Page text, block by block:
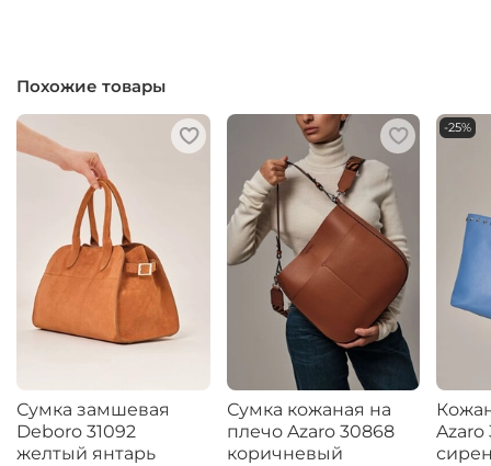
Похожие товары
Сумка замшевая
Deboro 31092
желтый янтарь
Сумка кожаная на
плечо Azaro 30868
коричневый
-25%
Azaro